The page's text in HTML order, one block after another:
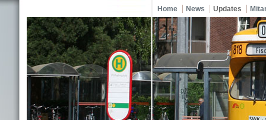
Home News Updates